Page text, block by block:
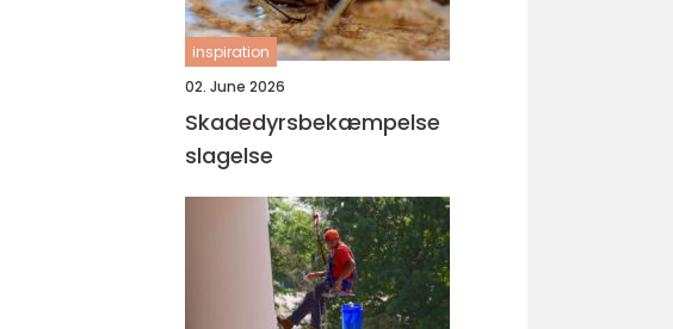
inspiration
02. June 2026
Skadedyrsbekæmpelse
slagelse